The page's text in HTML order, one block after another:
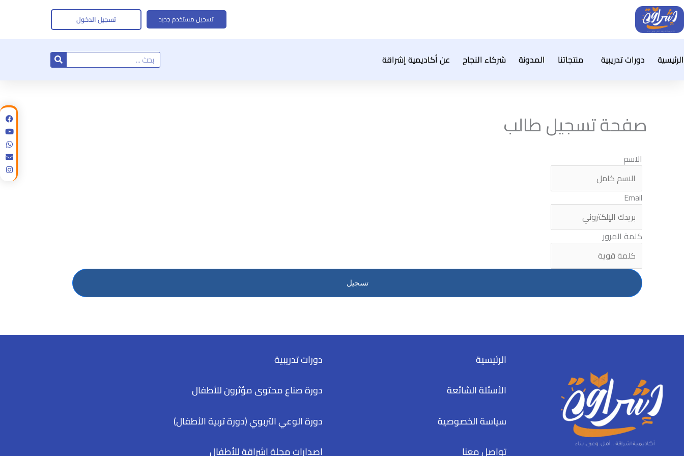
تخطي
إلى
المحتوى
تسجيل مستخدم جديد تسجيل الدخول
الرئيسية دورات تدريبية منتجاتنا المدونة شركاء النجاح عن أكاديمية إشراقة Search
صفحة تسجيل طالب
الاسم
Email
كلمة المرور
تسجيل
الرئيسية
الأسئلة الشائعة
سياسة الخصوصية
تواصل معنا
دورات تدريبية
دورة صناع محتوى مؤثرون للأطفال
دورة الوعي التربوي (دورة تربية الأطفال)
إصدارات مجلة إشراقة للأطفال